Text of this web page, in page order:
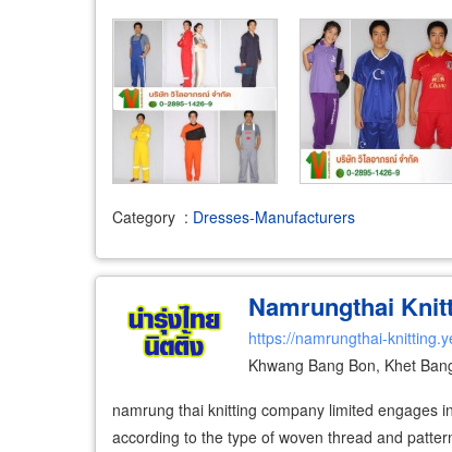
Category : Dresses-Manufacturers
Namrungthai
https://namrungthai-
Khwang Bang Bon, Khet
namrung thai knitting company limited engages
according to the type of woven thread and